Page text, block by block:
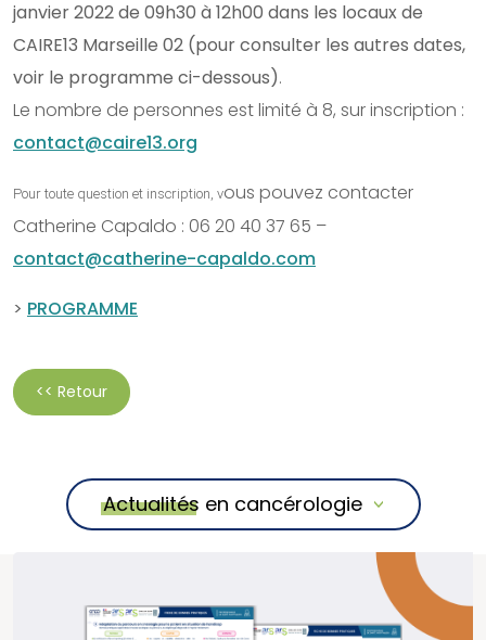
janvier 2022 de 09h30 à 12h00 dans les locaux de
CAIRE13 Marseille 02 (pour consulter les autres dates,
voir le programme ci-dessous).
Le nombre de personnes est limité à 8, sur inscription :
contact@caire13.org
Pour toute question et inscription, vous pouvez contacter
Catherine Capaldo : 06 20 40 37 65 –
contact@catherine-capaldo.com
> PROGRAMME
<< Retour
Actualités en cancérologie